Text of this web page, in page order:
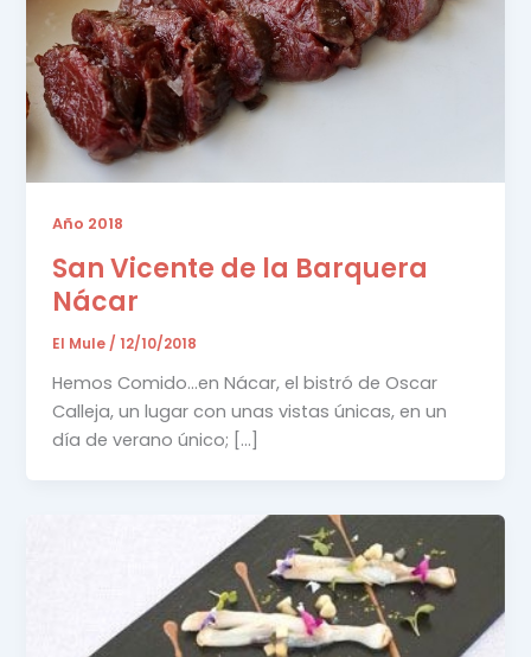
Año 2018
San Vicente de la Barquera
Nácar
El Mule/12/10/2018
Hemos Comido…en Nácar, el bistró de Oscar
Calleja, un lugar con unas vistas únicas, en un
día de verano único; […]